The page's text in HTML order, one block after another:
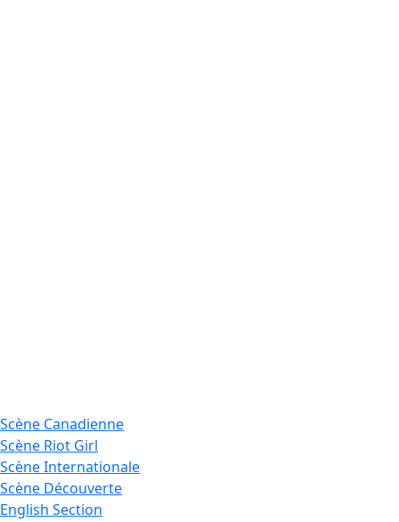
Scène Canadienne
Scène Riot Girl
ScèneInternationale
Scène Découverte
English Section